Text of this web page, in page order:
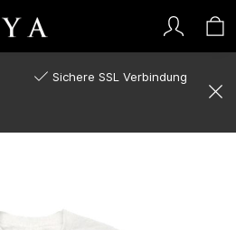
Sichere SSL Verbindung